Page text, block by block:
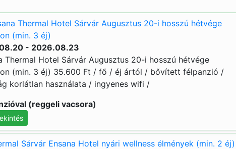
Thermal Hotel Sárvár Augusztus 20-i hosszú hétvége
(min. 3 éj)
- 2026.08.23
Thermal Hotel Sárvár Augusztus 20-i hosszú hétvége
(min. 3 éj) 35.600 Ft / fő / éj ártól / bővített félpanzió /
korlátlan használata / ingyenes wifi /
(reggeli vacsora)
Sárvár Ensana Hotel nyári wellness élmények (min. 2 éj)